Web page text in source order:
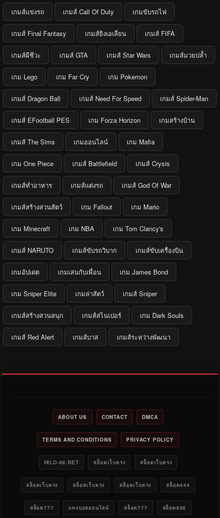
เกมส์แข่งรถ เกมส์ Call Of Duty เกมขับรถไฟ
เกมส์ Final Fantasy เกมส์ยิงเอเลี่ยน เกมส์ FIFA
เกมส์ผีชีวะ เกมส์ GTA เกมส์ Star Wars เกมส์มวยปล้ำ
เกม Lego เกม Far Cry เกม Pokemon
เกมส์ Dragon Ball เกมส์ Need For Speed เกมส์ Spider-Man
เกมส์ EFootball PES เกม Forza Horizon เกมสร้างบ้าน
เกมส์ The Sims เกมออนไลน์ เกม Mafia
เกม One Piece เกมส์ Battlefield เกมส์ Crysis
เกมส์ทำอาหาร เกมส์แต่งรถ เกมส์ God Of War
เกมส์สร้างสวนสัตว์ เกม Fallout เกม Mario
เกม Minecraft เกม NBA เกม Tom Clancy's
เกมส์ NARUTO เกมส์ขับรถวิบาก เกมส์ขับเครื่องบิน
เกมอัปเดต เกมเล่นกับเพื่อน เกม James Bond
เกม Sniper Elite เกมล่าสัตว์ เกมส์ Sniper
เกมส์สร้างสวนสนุก เกมส์สไนเปอร์ เกม Dark Souls
เกมส์ Red Alert เกมส์บาส เกมส์ระหว่างพัฒนา
ABOUT US CONTACT DMCA
TERMS AND CONDITIONS PRIVACY POLICY
HILO-88.NET สล็อตเว็บตรง สล็อตเว็บตรง
สล็อตเว็บตรง สล็อตเว็บตรง สล็อตเว็บตรง สล็อต444
สล็อต777 แทงบอลออนไลน์ สล็อต777 สล็อต888